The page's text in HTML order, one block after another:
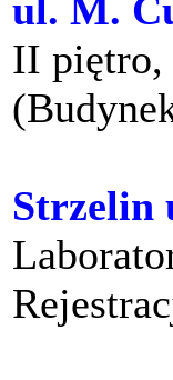
ul. M.
II piętro,
Strzelin